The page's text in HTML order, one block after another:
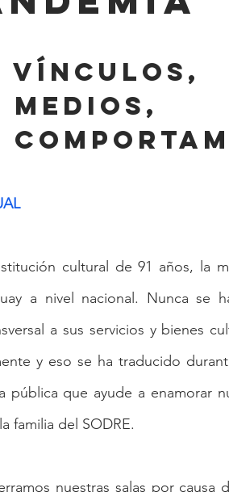
vínculos,
medios,
cultural de 91 años, la
a nivel nacional. Nunca se
a sus servicios y bienes
y eso se ha traducido
pública que ayude a enamorar
familia del SODRE.
nuestras salas por